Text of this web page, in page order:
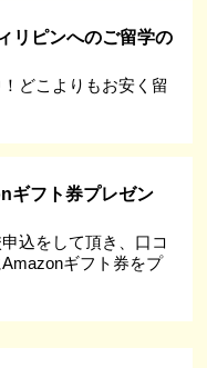
リピンへのご留学の
どこよりもお安く留
ギフト券プレゼン
込をして頂き、口コ
ギフト券をプ